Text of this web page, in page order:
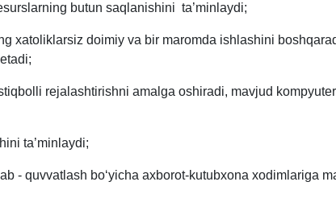
butun saqlanishini ta’minlaydi;
xatoliklarsiz doimiy va bir maromda ishlashini
rejalashtirishni amalga oshiradi, mavjud
ta’minlaydi;
- quvvatlash bo‘yicha axborot-kutubxona xodimlariga